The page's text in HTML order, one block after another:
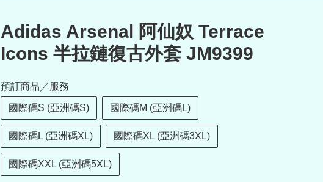
Adidas Arsenal 阿仙奴 Terrace
Icons 半拉鏈復古外套 JM9399
預訂商品／服務
國際碼S (亞洲碼S) 國際碼M (亞洲碼L)
國際碼L (亞洲碼XL) 國際碼XL (亞洲碼3XL)
國際碼XXL (亞洲碼5XL)